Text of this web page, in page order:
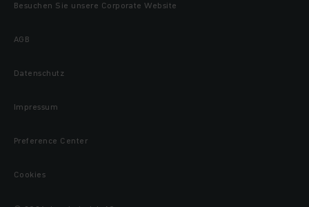
Besuchen Sie unsere Corporate Website
AGB
Datenschutz
Impressum
Preference Center
Cookies